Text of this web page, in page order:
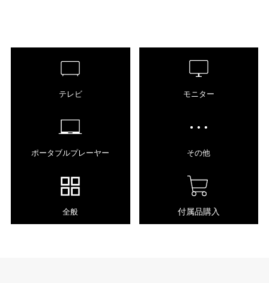
テレビ モニター
ポータブルプレーヤー その他
全般 付属品購入